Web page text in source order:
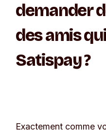
demander
des amis
Satispay ?
Exactement comme